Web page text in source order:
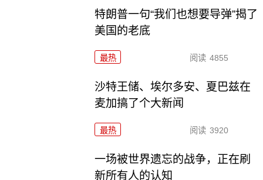
特朗普一句“我们也想要导弹”揭了
美国的老底
最热 阅读 4855
沙特王储、埃尔多安、夏巴兹在
麦加搞了个大新闻
最热 阅读 3920
一场被世界遗忘的战争，正在刷
新所有人的认知